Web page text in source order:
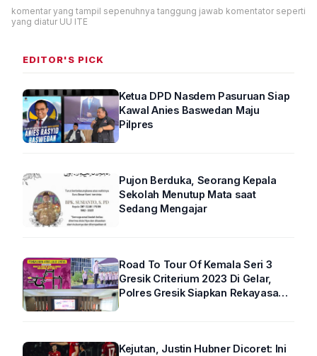
komentar yang tampil sepenuhnya tanggung jawab komentator seperti
yang diatur UU ITE
EDITOR'S PICK
Ketua DPD Nasdem Pasuruan Siap
Kawal Anies Baswedan Maju
Pilpres
Pujon Berduka, Seorang Kepala
Sekolah Menutup Mata saat
Sedang Mengajar
Road To Tour Of Kemala Seri 3
Gresik Criterium 2023 Di Gelar,
Polres Gresik Siapkan Rekayasa
Kejutan, Justin Hubner Dicoret: Ini